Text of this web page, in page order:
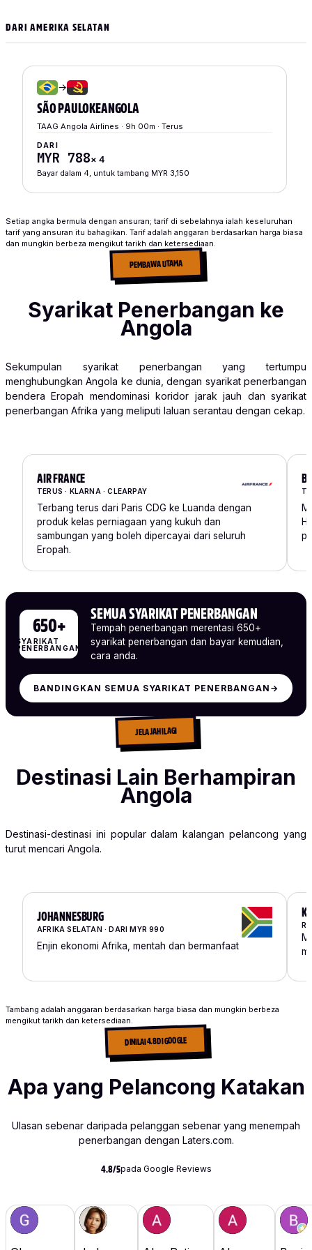
DARI AMERIKA SELATAN
→
SÃO PAULO KEANGOLA
TAAG Angola Airlines · 9h 00m · Terus
DARI
MYR 788× 4
Bayar dalam 4, untuk tambang MYR 3,150
Setiap angka bermula dengan ansuran; tarif di sebelahnya ialah keseluruhan
tarif yang ansuran itu bahagikan. Tarif adalah anggaran berdasarkan harga biasa
dan mungkin berbeza mengikut tarikh dan ketersediaan.
PEMBAWA UTAMA
Syarikat Penerbangan ke
Angola
Sekumpulan syarikat penerbangan yang tertumpu
menghubungkan Angola ke dunia, dengan syarikat penerbangan
bendera Eropah mendominasi koridor jarak jauh dan syarikat
penerbangan Afrika yang meliputi laluan serantau dengan cekap.
AIR FRANCE
TERUS · KLARNA · CLEARPAY
Terbang terus dari Paris CDG ke Luanda dengan
produk kelas perniagaan yang kukuh dan
sambungan yang boleh dipercayai dari seluruh
Eropah.
650+
SYARIKAT
PENERBANGAN
SEMUA SYARIKAT PENERBANGAN
Tempah penerbangan merentasi 650+
syarikat penerbangan dan bayar kemudian,
cara anda.
BANDINGKAN SEMUA SYARIKAT PENERBANGAN →
JELAJAHI LAGI
Destinasi Lain Berhampiran
Angola
Destinasi-destinasi ini popular dalam kalangan pelancong yang
turut mencari Angola.
JOHANNESBURG
AFRIKA SELATAN · DARI MYR 990
Enjin ekonomi Afrika, mentah dan bermanfaat
Tambang adalah anggaran berdasarkan harga biasa dan mungkin berbeza
mengikut tarikh dan ketersediaan.
DINILAI 4.8 DI GOOGLE
Apa yang Pelancong Katakan
Ulasan sebenar daripada pelanggan sebenar yang menempah
penerbangan dengan Laters.com.
4.8/5pada Google Reviews